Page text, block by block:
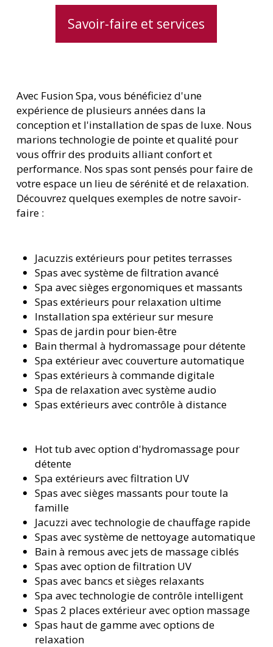
Savoir-faire et services
Avec Fusion Spa, vous bénéficiez d'une
expérience de plusieurs années dans la
conception et l'installation de spas de luxe. Nous
marions technologie de pointe et qualité pour
vous offrir des produits alliant confort et
performance. Nos spas sont pensés pour faire de
votre espace un lieu de sérénité et de relaxation.
Découvrez quelques exemples de notre savoir-
faire :
Jacuzzis extérieurs pour petites terrasses
Spas avec système de filtration avancé
Spa avec sièges ergonomiques et massants
Spas extérieurs pour relaxation ultime
Installation spa extérieur sur mesure
Spas de jardin pour bien-être
Bain thermal à hydromassage pour détente
Spa extérieur avec couverture automatique
Spas extérieurs à commande digitale
Spa de relaxation avec système audio
Spas extérieurs avec contrôle à distance
Hot tub avec option d'hydromassage pour
détente
Spa extérieurs avec filtration UV
Spas avec sièges massants pour toute la
famille
Jacuzzi avec technologie de chauffage rapide
Spas avec système de nettoyage automatique
Bain à remous avec jets de massage ciblés
Spas avec option de filtration UV
Spas avec bancs et sièges relaxants
Spa avec technologie de contrôle intelligent
Spas 2 places extérieur avec option massage
Spas haut de gamme avec options de
relaxation